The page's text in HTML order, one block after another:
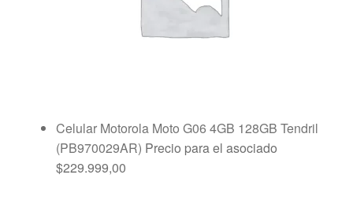
Celular Motorola Moto G06 4GB 128GB Tendril
(PB970029AR) Precio para el asociado
$229.999,00